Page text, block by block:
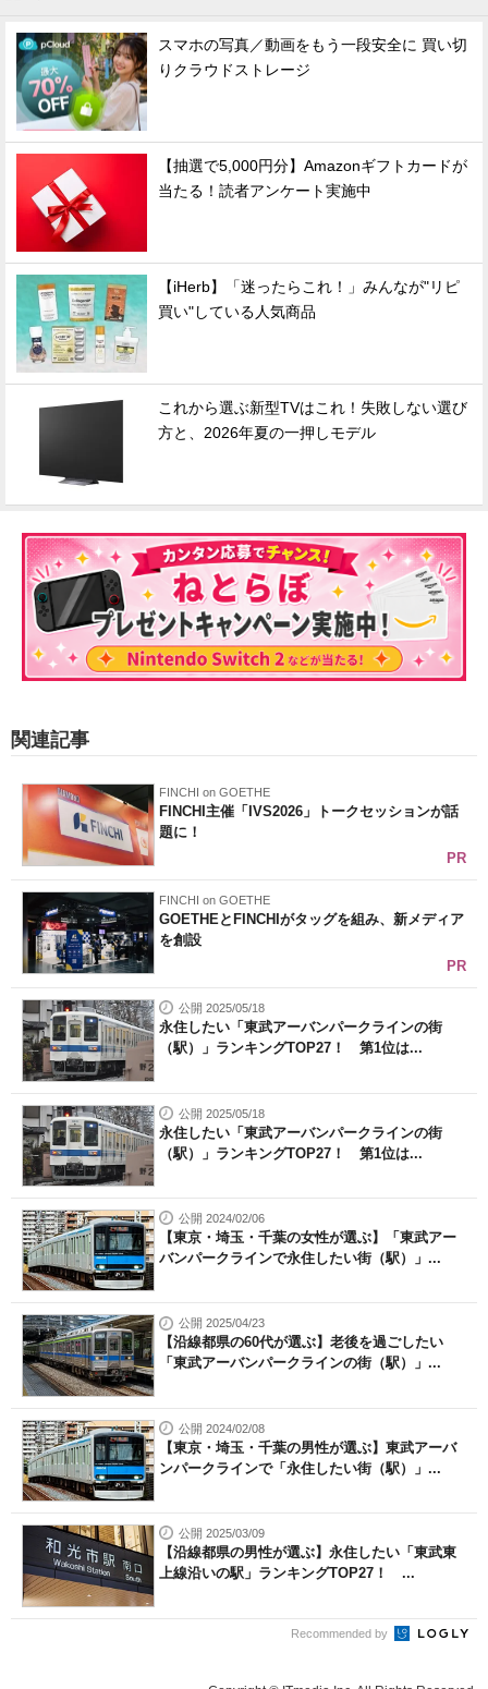
スマホの写真／動画をもう一段安全に 買い切
りクラウドストレージ
【抽選で5,000円分】Amazonギフトカードが
当たる！読者アンケート実施中
【iHerb】「迷ったらこれ！」みんなが"リピ
買い"している人気商品
これから選ぶ新型TVはこれ！失敗しない選び
方と、2026年夏の一押しモデル
関連記事
FINCHI on GOETHE
FINCHI主催「IVS2026」トークセッションが話
題に！
PR
FINCHI on GOETHE
GOETHEとFINCHIがタッグを組み、新メディア
を創設
PR
公開 2025/05/18
永住したい「東武アーバンパークラインの街
（駅）」ランキングTOP27！ 第1位は...
公開 2025/05/18
永住したい「東武アーバンパークラインの街
（駅）」ランキングTOP27！ 第1位は...
公開 2024/02/06
【東京・埼玉・千葉の女性が選ぶ】「東武アー
バンパークラインで永住したい街（駅）」...
公開 2025/04/23
【沿線都県の60代が選ぶ】老後を過ごしたい
「東武アーバンパークラインの街（駅）」...
公開 2024/02/08
【東京・埼玉・千葉の男性が選ぶ】東武アーバ
ンパークラインで「永住したい街（駅）」...
公開 2025/03/09
【沿線都県の男性が選ぶ】永住したい「東武東
上線沿いの駅」ランキングTOP27！ ...
Recommended by